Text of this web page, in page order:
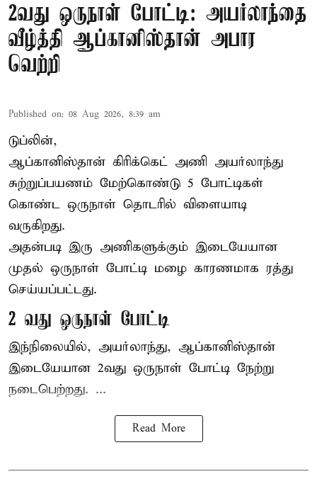
2வது ஒருநாள் போட்டி: அயர்லாந்தை
வீழ்த்தி ஆப்கானிஸ்தான் அபார
வெற்றி
Published on: 08 Aug 2026, 8:39 am
டுப்லின்,
ஆப்கானிஸ்தான் கிரிக்கெட் அணி அயர்லாந்து
சுற்றுப்பயணம் மேற்கொண்டு 5 போட்டிகள்
கொண்ட ஒருநாள் தொடரில் விளையாடி
வருகிறது.
அதன்படி இரு அணிகளுக்கும் இடையேயான
முதல் ஒருநாள் போட்டி மழை காரணமாக ரத்து
செய்யப்பட்டது.
2 வது ஒருநாள் போட்டி
இந்நிலையில், அயர்லாந்து, ஆப்கானிஸ்தான்
இடையேயான 2வது ஒருநாள் போட்டி நேற்று
நடைபெற்றது. ...
Read More